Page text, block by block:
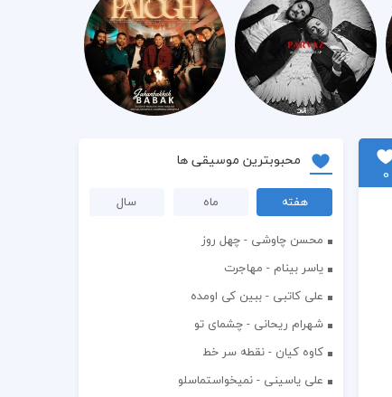
0
محبوبترین موسیقی ها
هفته ماه
سال
محسن چاوشی - چهل روز
یاسر بینام - مهاجرت
علی کاتبی - ببین کی اومده
شهرام ریحانی - چشمای تو
کاوه کیان - نقطه سر خط
علی یاسینی - نمیخواستماسلو